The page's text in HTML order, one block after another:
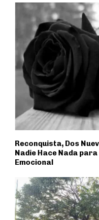
Reconquista, Dos
Nadie Hace Nada
Emocional